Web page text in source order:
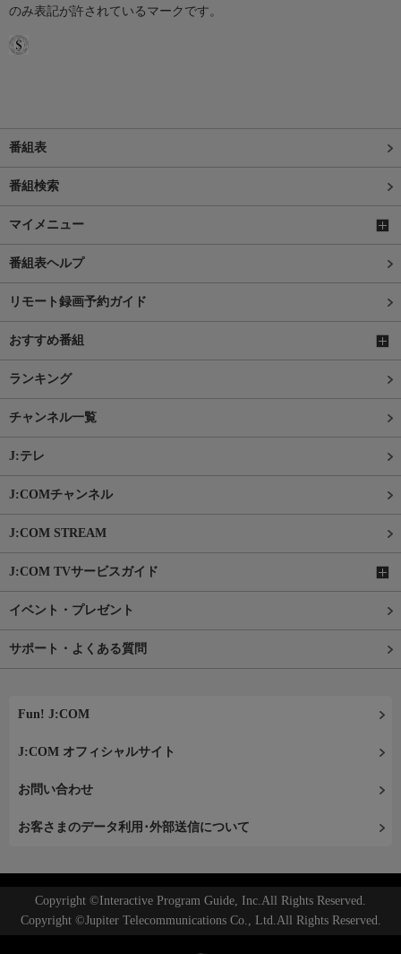
のみ表記が許されているマークです。
番組表
番組検索
マイメニュー
番組表ヘルプ
リモート録画予約ガイド
おすすめ番組
ランキング
チャンネル一覧
J:テレ
J:COMチャンネル
J:COM STREAM
J:COM TVサービスガイド
イベント・プレゼント
サポート・よくある質問
Fun! J:COM
J:COM オフィシャルサイト
お問い合わせ
お客さまのデータ利用･外部送信について
Copyright ©Interactive Program Guide, Inc.All Rights Reserved.
Copyright ©Jupiter Telecommunications Co., Ltd.All Rights Reserved.